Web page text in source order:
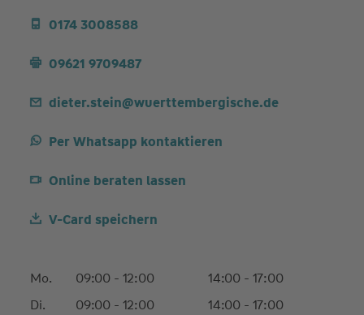
0174 3008588
09621 9709487
dieter.stein@wuerttembergische.de
Per Whatsapp kontaktieren
Online beraten lassen
V-Card speichern
Mo. 09:00 - 12:00
14:00 - 17:00
Di.
09:00 - 12:00
14:00 - 17:00